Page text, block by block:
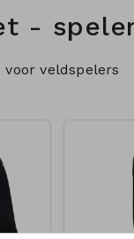
-
veldspelers